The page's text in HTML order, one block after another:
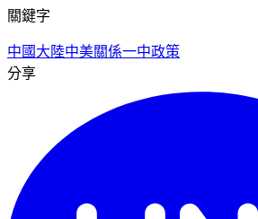
關鍵字
中國大陸中美關係一中政策
分享